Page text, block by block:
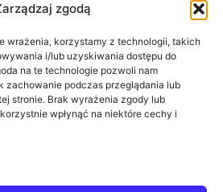
zgodą
wrażenia, korzystamy z technologii, takich
i/lub uzyskiwania dostępu do
na te technologie pozwoli nam
zachowanie podczas przeglądania lub
stronie. Brak wyrażenia zgody lub
wpłynąć na niektóre cechy i
dostawy